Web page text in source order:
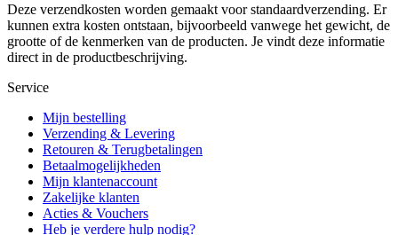
Deze verzendkosten worden gemaakt voor standaardverzending. Er
kunnen extra kosten ontstaan, bijvoorbeeld vanwege het gewicht, de
grootte of de kenmerken van de producten. Je vindt deze informatie
direct in de productbeschrijving.
Service
Mijn bestelling
Verzending & Levering
Retouren & Terugbetalingen
Betaalmogelijkheden
Mijn klantenaccount
Zakelijke klanten
Acties & Vouchers
Heb je verdere hulp nodig?